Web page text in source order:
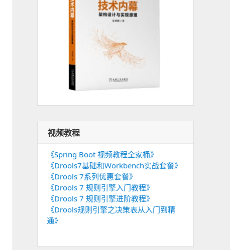
视频教程
《Spring Boot 视频教程全家桶》
《Drools7基础和Workbench实战套餐》
《Drools 7系列优惠套餐》
《Drools 7 规则引擎入门教程》
《Drools 7 规则引擎进阶教程》
《Drools规则引擎之决策表从入门到精
通》